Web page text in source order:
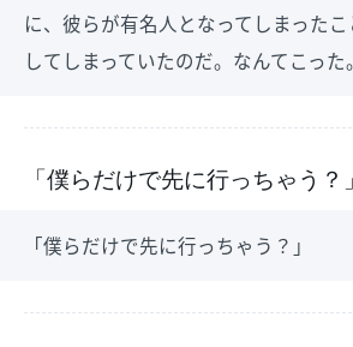
に、彼らが有名人となってしまった
してしまっていたのだ。なんてこった。
「僕らだけで先に行っちゃう？」
「僕らだけで先に行っちゃう？」